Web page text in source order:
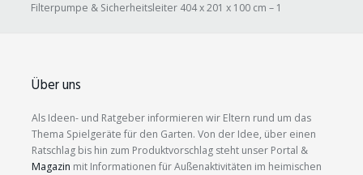
Filterpumpe & Sicherheitsleiter 404 x 201 x 100 cm – 1
Über uns
Als Ideen- und Ratgeber informieren wir Eltern rund um das
Thema Spielgeräte für den Garten. Von der Idee, über einen
Ratschlag bis hin zum Produktvorschlag steht unser Portal &
Magazin mit Informationen für Außenaktivitäten im heimischen